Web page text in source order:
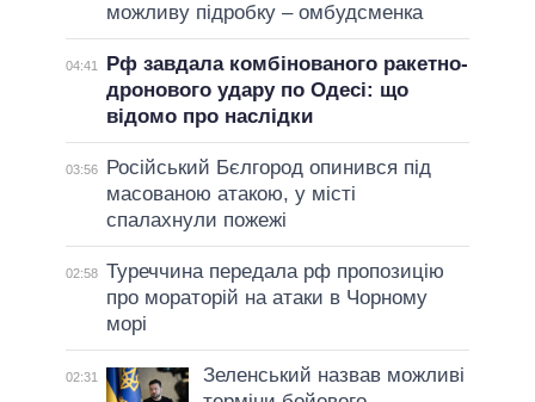
можливу підробку – омбудсменка
04:41
Рф завдала комбінованого ракетно-
дронового удару по Одесі: що
відомо про наслідки
03:56
Російський Бєлгород опинився під
масованою атакою, у місті
спалахнули пожежі
02:58 Туреччина передала рф пропозицію
про мораторій на атаки в Чорному
морі
02:31
Зеленський назвав можливі